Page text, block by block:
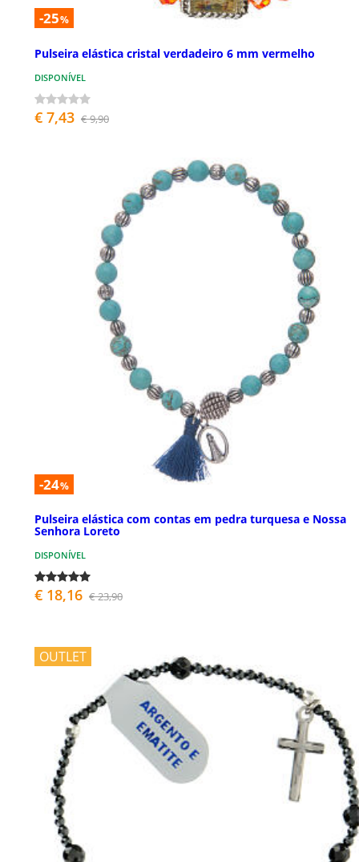
-25%
Pulseira elástica cristal verdadeiro 6 mm vermelho
DISPONÍVEL
€ 7,43 € 9,90
-24%
Pulseira elástica com contas em pedra turquesa e Nossa
Senhora Loreto
DISPONÍVEL
€ 18,16 € 23,90
OUTLET